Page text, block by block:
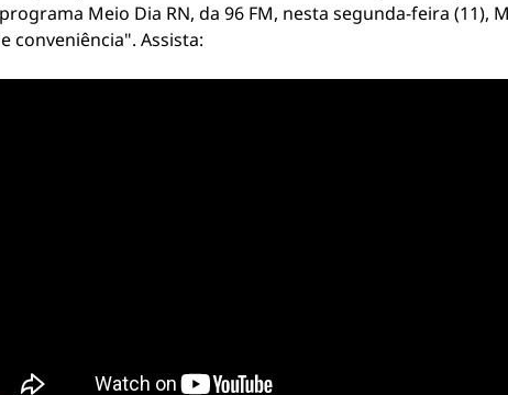
Meio Dia RN, da 96 FM, nesta segunda-feira (11),
conveniência". Assista: